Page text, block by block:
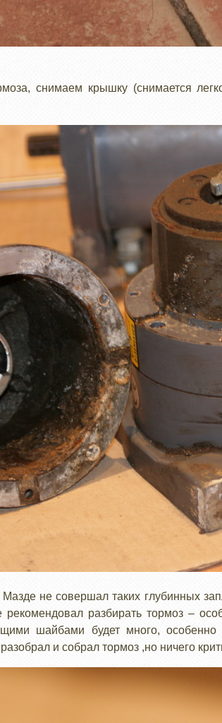
снимаем крышку (снимается
не совершал таких глубинных
разбирать тормоз –
шайбами будет много, особенно
и собрал тормоз ,но ничего